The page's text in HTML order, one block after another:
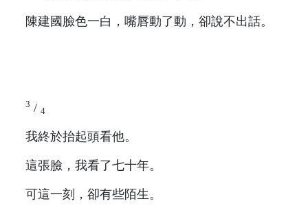
陳建國臉色一白，嘴唇動了動，卻說不出話。
3 / 4
我終於抬起頭看他。
這張臉，我看了七十年。
可這一刻，卻有些陌生。